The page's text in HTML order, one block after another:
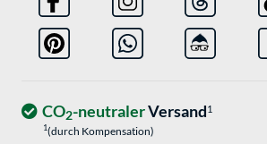
CO2-neutralerVersand1
1(durch Kompensation)